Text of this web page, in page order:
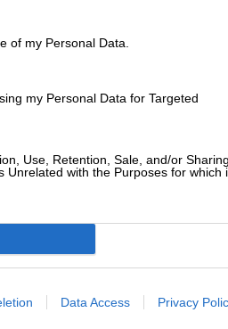
of my Personal Data.
my Personal Data for Targeted
Use, Retention, Sale, and/or Sharing
Unrelated with the Purposes for which
Data Access Privacy